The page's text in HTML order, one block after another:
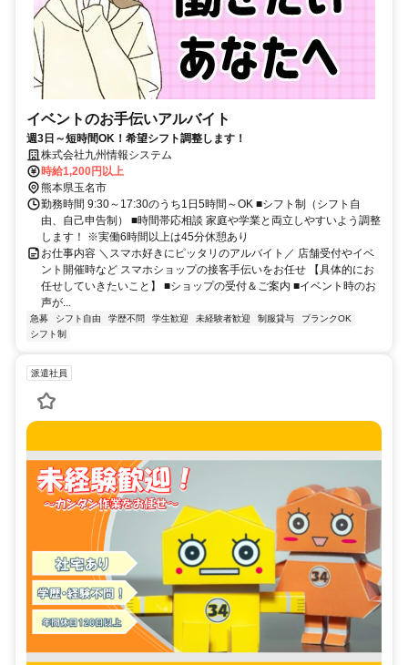
イベントのお手伝いアルバイト
週3日～短時間OK！希望シフト調整します！
株式会社九州情報システム
時給1,200円以上
熊本県玉名市
勤務時間 9:30～17:30のうち1日5時間～OK ■シフト制（シフト自
由、自己申告制） ■時間帯応相談 家庭や学業と両立しやすいよう調整
します！ ※実働6時間以上は45分休憩あり
お仕事内容 ＼スマホ好きにピッタリのアルバイト／ 店舗受付やイベ
ント開催時など スマホショップの接客手伝いをお任せ 【具体的にお
任せしていきたいこと】 ■ショップの受付＆ご案内 ■イベント時のお
声が...
急募 シフト自由 学歴不問 学生歓迎 未経験者歓迎 制服貸与
ブランクOK
シフト制
派遣社員